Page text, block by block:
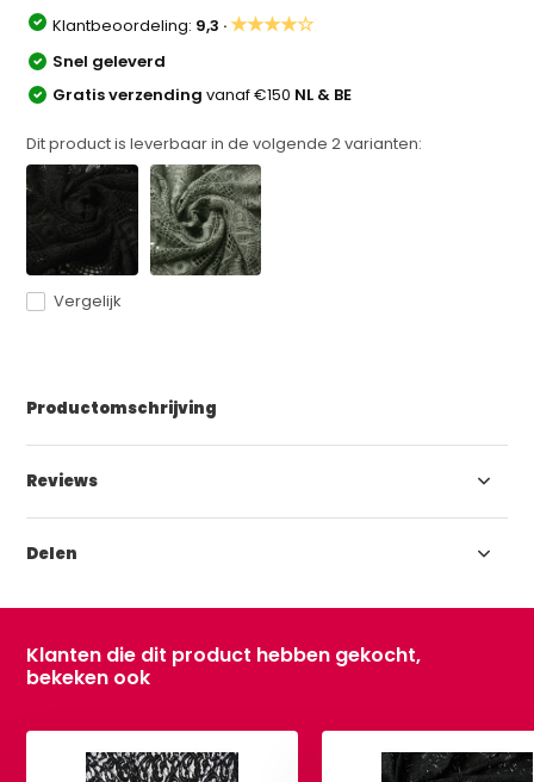
Klantbeoordeling: 9,3 ·★★★★☆
Snel geleverd
Gratis verzendingvanaf €150 NL & BE
Dit product is leverbaar in de volgende2varianten:
Vergelijk
Productomschrijving
Reviews
Delen
Klanten die dit product hebben gekocht,
bekeken ook